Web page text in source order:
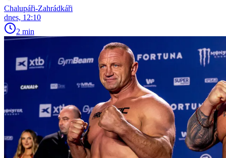
Chalupáři-Zahrádkáři
dnes, 12:10
2 min